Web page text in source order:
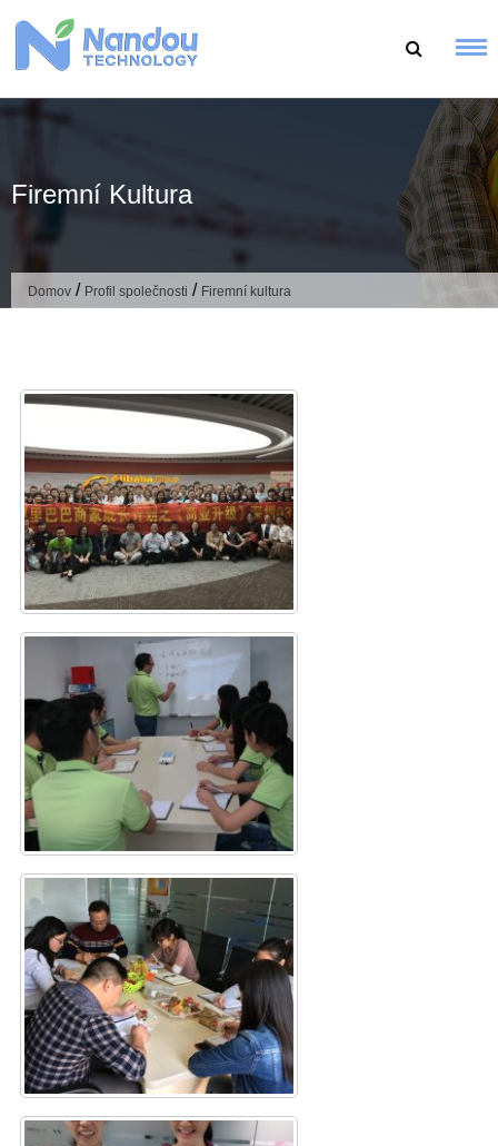
obsahu
Firemní Kultura
Domov / Profil společnosti / Firemní kultura